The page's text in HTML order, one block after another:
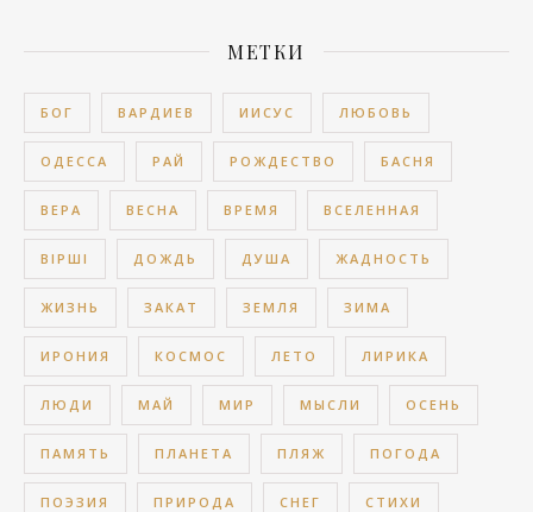
МЕТКИ
БОГ ВАРДИЕВ ИИСУС ЛЮБОВЬ
ОДЕССА РАЙ РОЖДЕСТВО БАСНЯ
ВЕРА ВЕСНА ВРЕМЯ ВСЕЛЕННАЯ
ВІРШІ ДОЖДЬ ДУША ЖАДНОСТЬ
ЖИЗНЬ ЗАКАТ ЗЕМЛЯ ЗИМА
ИРОНИЯ КОСМОС ЛЕТО ЛИРИКА
ЛЮДИ МАЙ МИР МЫСЛИ ОСЕНЬ
ПАМЯТЬ ПЛАНЕТА ПЛЯЖ ПОГОДА
ПОЭЗИЯ ПРИРОДА СНЕГ СТИХИ